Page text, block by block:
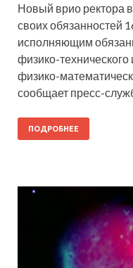
Новый врио ректора
своих обязанностей
исполняющим
физико-технического
физико-
сообщает пресс-
ПОДРОБНЕЕ